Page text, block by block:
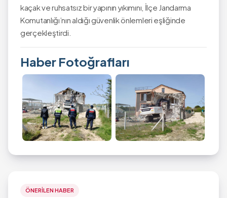
kaçak ve ruhsatsız bir yapının yıkımını, İlçe Jandarma
Komutanlığı’nın aldığı güvenlik önlemleri eşliğinde
gerçekleştirdi.
Haber Fotoğrafları
ÖNERİLEN HABER